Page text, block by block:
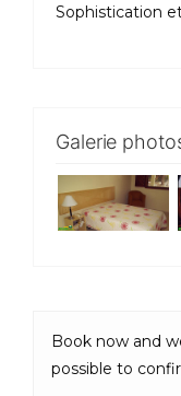
Sophistication
Galerie
Book now and
possible to